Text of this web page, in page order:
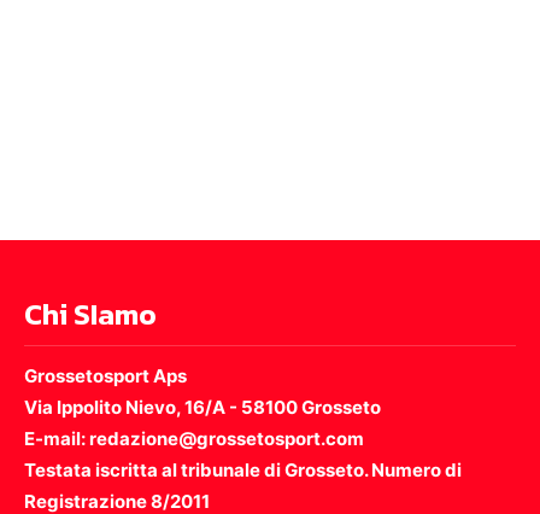
Chi SIamo
Grossetosport Aps
Via Ippolito Nievo, 16/A - 58100 Grosseto
E-mail: redazione@grossetosport.com
Testata iscritta al tribunale di Grosseto. Numero di
Registrazione 8/2011